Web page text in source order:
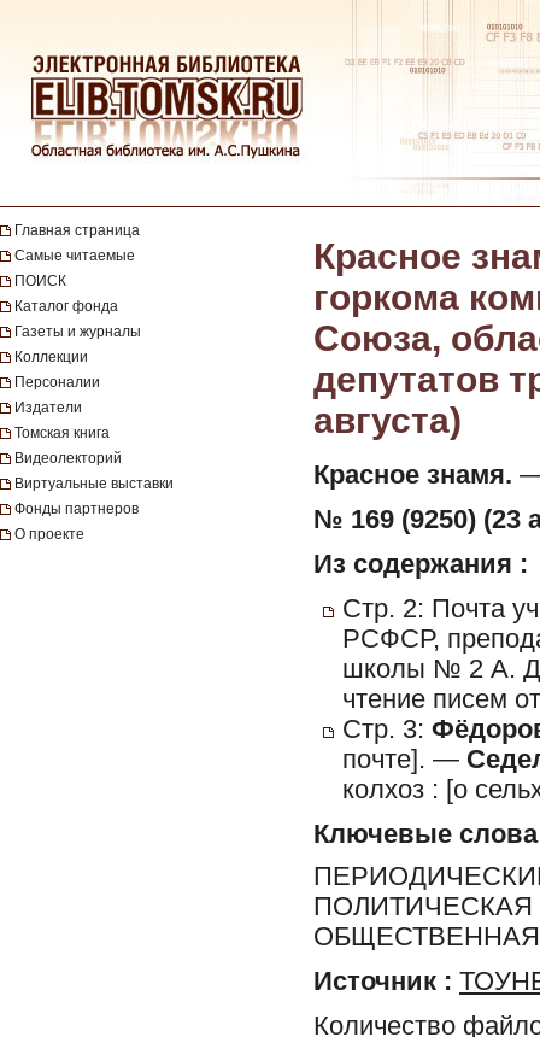
Главная страница
Самые читаемые
ПОИСК
Каталог фонда
Газеты и журналы
Коллекции
Персоналии
Издатели
Томская книга
Видеолекторий
Виртуальные выставки
Фонды партнеров
О проекте
Красное
горкома
Союза,
депутатов
августа)
Красное знамя. —
№ 169 (9250) (23
Из содержания :
Стр. 2: Почта
РСФСР,
школы № 2 А. Д.
чтение писем
Стр. 3:
почте]. —
колхоз : [о
Ключевые слова
Источник :
Количество